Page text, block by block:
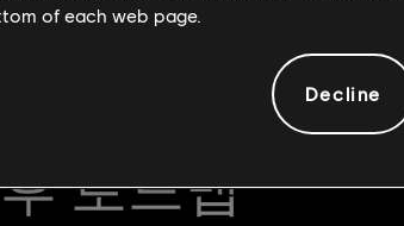
로드맵
of each web page.
Decline